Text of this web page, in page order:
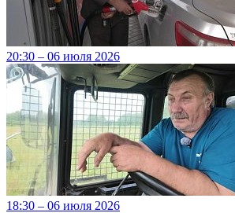
20:30 – 06 июля 2026
18:30 – 06 июля 2026